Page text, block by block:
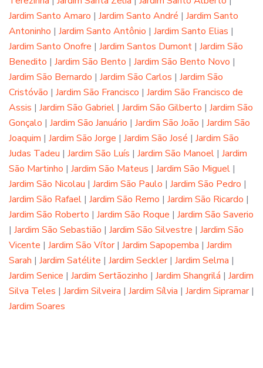
Jardim Santo Amaro | Jardim Santo André | Jardim Santo
Antoninho | Jardim Santo Antônio | Jardim Santo Elias |
Jardim Santo Onofre | Jardim Santos Dumont | Jardim São
Benedito | Jardim São Bento | Jardim São Bento Novo |
Jardim São Bernardo | Jardim São Carlos | Jardim São
Cristóvão | Jardim São Francisco | Jardim São Francisco de
Assis | Jardim São Gabriel | Jardim São Gilberto | Jardim São
Gonçalo | Jardim São Januário | Jardim São João | Jardim São
Joaquim | Jardim São Jorge | Jardim São José | Jardim São
Judas Tadeu | Jardim São Luís | Jardim São Manoel | Jardim
São Martinho | Jardim São Mateus | Jardim São Miguel |
Jardim São Nicolau | Jardim São Paulo | Jardim São Pedro |
Jardim São Rafael | Jardim São Remo | Jardim São Ricardo |
Jardim São Roberto | Jardim São Roque | Jardim São Saverio
| Jardim São Sebastião | Jardim São Silvestre | Jardim São
Vicente | Jardim São Vítor| Jardim Sapopemba | Jardim
Sarah | Jardim Satélite | Jardim Seckler| Jardim Selma |
Jardim Senice | Jardim Sertãozinho | Jardim Shangrilá | Jardim
Silva Teles | Jardim Silveira | Jardim Sílvia | Jardim Sipramar|
Jardim Soares